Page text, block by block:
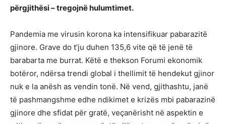
përgjithësi – tregojnë hulumtimet.
Pandemia me virusin korona ka intensifikuar pabarazitë
gjinore. Grave do t’ju duhen 135,6 vite që të jenë të
barabarta me burrat. Këtë e thekson Forumi ekonomik
botëror, ndërsa trendi global i thellimit të hendekut gjinor
nuk e la anësh as vendin tonë. Në vend, gjithashtu, janë
të pashmangshme edhe ndikimet e krizës mbi pabarazinë
gjinore dhe sfidat për gratë, veçanërisht në aspektin e